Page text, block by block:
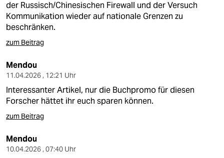
der Russisch/Chinesischen Firewall und der Versuch
Kommunikation wieder auf nationale Grenzen zu
beschränken.
zum Beitrag
Mendou
11.04.2026 , 12:21 Uhr
Interessanter Artikel, nur die Buchpromo für diesen
Forscher hättet ihr euch sparen können.
zum Beitrag
Mendou
10.04.2026 , 07:40 Uhr